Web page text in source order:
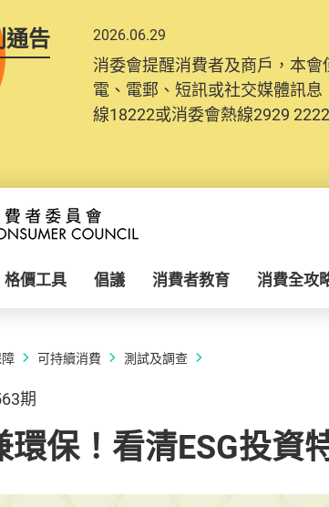
通告 2026.06.29
消委會提醒消費者及商戶，本
電、電郵、短訊或社交媒體訊
線18222或消委會熱線2929
格價工具 倡議 消費者教育 消費全攻
可持續消費 測試及調查
期
環保！看清ESG投資